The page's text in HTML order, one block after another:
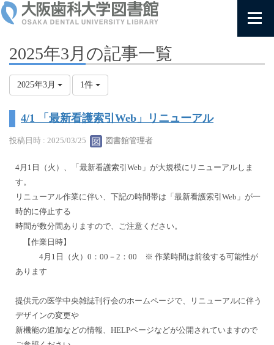
2025年3月の記事一覧
2025年3月 1件
4/1 「最新看護索引Web」リニューアル
投稿日時 : 2025/03/25 図書館管理者
4月1日（火）、「最新看護索引Web」が大規模にリニューアルしま
す。
リニューアル作業に伴い、下記の時間帯は「最新看護索引Web」が一
時的に停止する
時間が数分間ありますので、ご注意ください。
【作業日時】
4月1日（火）0：00－2：00 ※ 作業時間は前後する可能性が
あります
提供元の医学中央雑誌刊行会のホームページで、リニューアルに伴う
デザインの変更や
新機能の追加などの情報、HELPページなどが公開されていますので